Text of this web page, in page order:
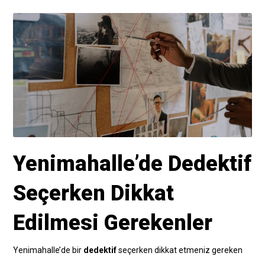
Yenimahalle’de Dedektif
Seçerken Dikkat
Edilmesi Gerekenler
Yenimahalle’de bir dedektifseçerken dikkat etmeniz gereken